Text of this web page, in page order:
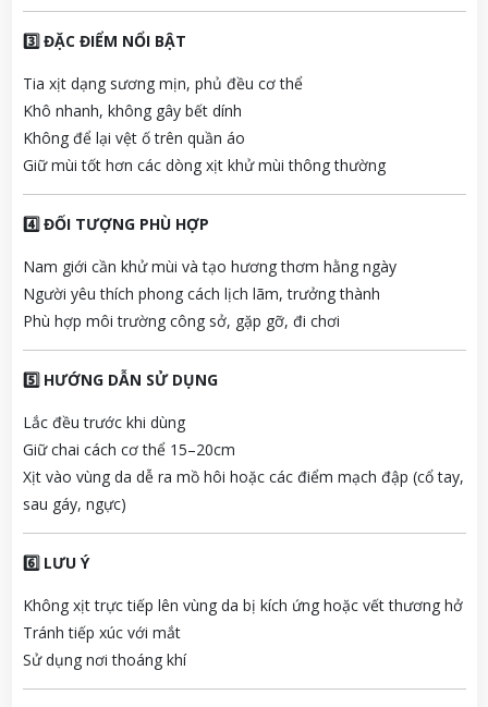
3️⃣ ĐẶC ĐIỂM NỔI BẬT
Tia xịt dạng sương mịn, phủ đều cơ thể
Khô nhanh, không gây bết dính
Không để lại vệt ố trên quần áo
Giữ mùi tốt hơn các dòng xịt khử mùi thông thường
4️⃣ ĐỐI TƯỢNG PHÙ HỢP
Nam giới cần khử mùi và tạo hương thơm hằng ngày
Người yêu thích phong cách lịch lãm, trưởng thành
Phù hợp môi trường công sở, gặp gỡ, đi chơi
5️⃣ HƯỚNG DẪN SỬ DỤNG
Lắc đều trước khi dùng
Giữ chai cách cơ thể 15–20cm
Xịt vào vùng da dễ ra mồ hôi hoặc các điểm mạch đập (cổ tay,
sau gáy, ngực)
6️⃣ LƯU Ý
Không xịt trực tiếp lên vùng da bị kích ứng hoặc vết thương hở
Tránh tiếp xúc với mắt
Sử dụng nơi thoáng khí